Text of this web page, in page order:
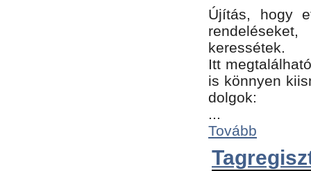
Újítás, hogy
keressétek.
Itt
is könnyen
dolgok:
...
Tovább